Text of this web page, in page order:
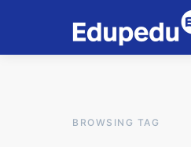
BROWSING TAG